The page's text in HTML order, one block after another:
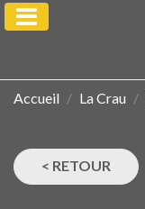
Accueil La Crau
< RETOUR